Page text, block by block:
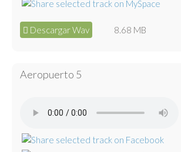
Descargar Wav 8.68 MB
Aeropuerto 5